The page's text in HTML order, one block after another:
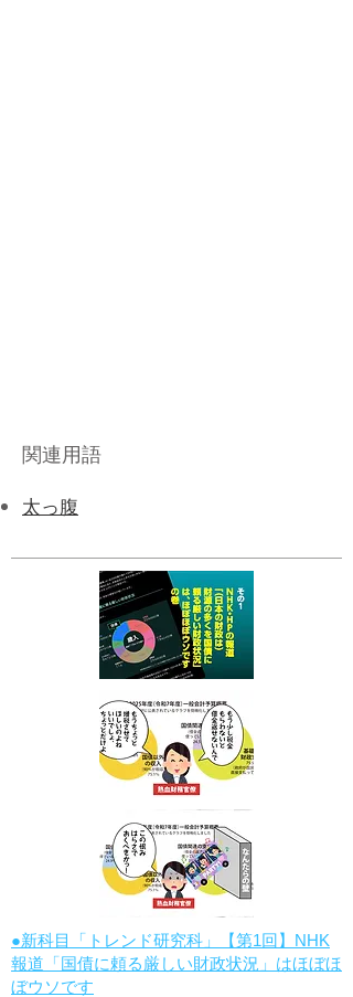
関連用語
​太っ腹
●新科目「トレンド研究科」【第1回】NHK
報道「国債に頼る厳しい財政状況」はほぼほ
ぼウソです